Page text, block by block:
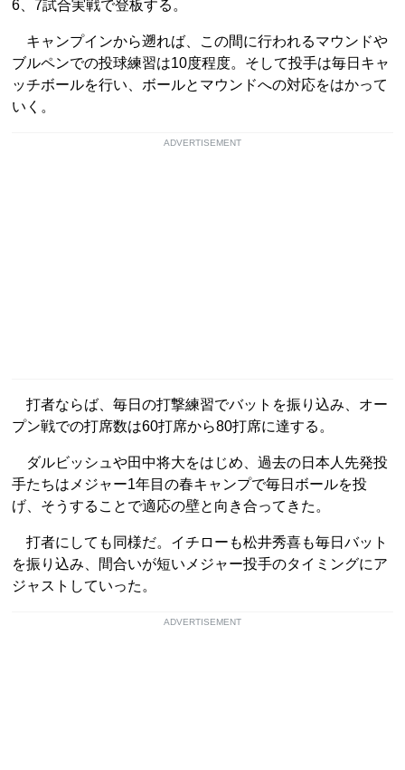
6、7試合実戦で登板する。
キャンプインから遡れば、この間に行われるマウンドや
ブルペンでの投球練習は10度程度。そして投手は毎日キャ
ッチボールを行い、ボールとマウンドへの対応をはかって
いく。
ADVERTISEMENT
打者ならば、毎日の打撃練習でバットを振り込み、オー
プン戦での打席数は60打席から80打席に達する。
ダルビッシュや田中将大をはじめ、過去の日本人先発投
手たちはメジャー1年目の春キャンプで毎日ボールを投
げ、そうすることで適応の壁と向き合ってきた。
打者にしても同様だ。イチローも松井秀喜も毎日バット
を振り込み、間合いが短いメジャー投手のタイミングにア
ジャストしていった。
ADVERTISEMENT